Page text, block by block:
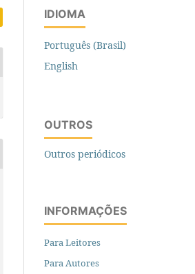
IDIOMA
Português (Brasil)
English
OUTROS
Outros periódicos
INFORMAÇÕES
Para Leitores
Para Autores